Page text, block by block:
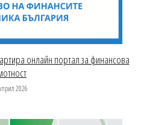
онлайн портал за финансова
2026